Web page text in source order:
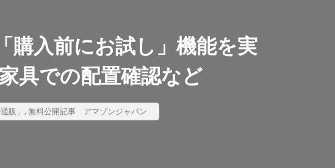
購入前にお試し」機能を実
具での配置確認など
販」 , 無料公開記事 アマゾンジャパン